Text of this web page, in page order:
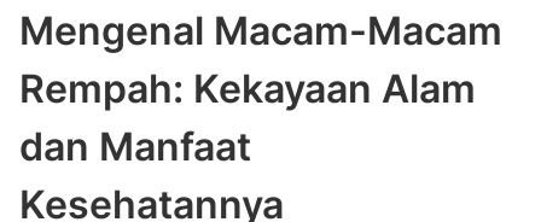
Mengenal Macam-Macam
Rempah: Kekayaan Alam
dan Manfaat
Kesehatannya